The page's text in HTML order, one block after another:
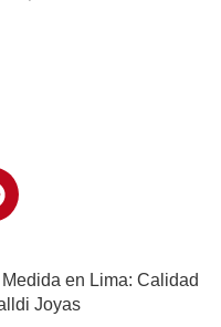
en Lima: Calidad
Joyas